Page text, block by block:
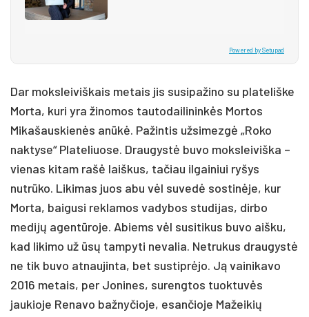
Powered by Setupad
Dar moksleiviškais metais jis susipažino su plateliške
Morta, kuri yra žinomos tautodailininkės Mortos
Mikašauskienės anūkė. Pažintis užsimezgė „Roko
naktyse“ Plateliuose. Draugystė buvo moksleiviška –
vienas kitam rašė laiškus, tačiau ilgainiui ryšys
nutrūko. Likimas juos abu vėl suvedė sostinėje, kur
Morta, baigusi reklamos vadybos studijas, dirbo
medijų agentūroje. Abiems vėl susitikus buvo aišku,
kad likimo už ūsų tampyti nevalia. Netrukus draugystė
ne tik buvo atnaujinta, bet sustiprėjo. Ją vainikavo
2016 metais, per Jonines, surengtos tuoktuvės
jaukioje Renavo bažnyčioje, esančioje Mažeikių